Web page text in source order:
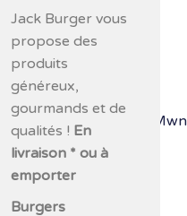
people/Jack-
?
Jack Burger vous
propose des
produits
généreux,
gourmands et de
qualités ! En
livraison * ou à
emporter
Burgers